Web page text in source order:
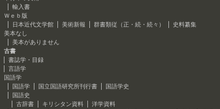
輸入書
Ｗｅｂ版
日本近代文学館
美術新報 群書類従（正・続・続々）
史料纂集
美本なし
美本がありません
古書
書誌学・目録
言語学
国語学
国語学
国立国語研究所刊行書
国語学史
国語史
古辞書
キリシタン資料
洋学資料